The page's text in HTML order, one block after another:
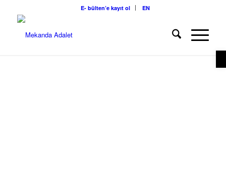
E- bülten’e kayıt ol EN